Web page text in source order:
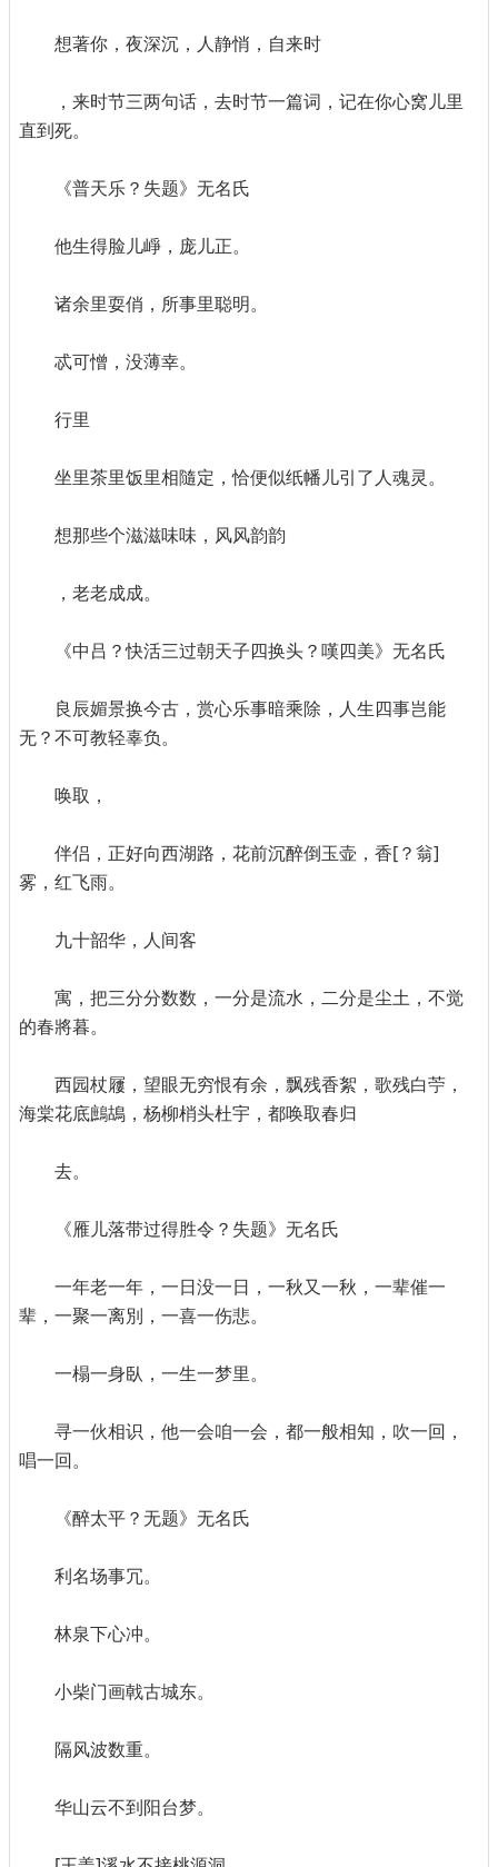
想著你，夜深沉，人静悄，自来时
，来时节三两句话，去时节一篇词，记在你心窝儿里
直到死。
《普天乐？失题》无名氏
他生得脸儿崢，庞儿正。
诸余里耍俏，所事里聪明。
忒可憎，没薄幸。
行里
坐里茶里饭里相隨定，恰便似纸幡儿引了人魂灵。
想那些个滋滋味味，风风韵韵
，老老成成。
《中吕？快活三过朝天子四换头？嘆四美》无名氏
良辰媚景换今古，赏心乐事暗乘除，人生四事岂能
无？不可教轻辜负。
唤取，
伴侣，正好向西湖路，花前沉醉倒玉壶，香[？翁]
雾，红飞雨。
九十韶华，人间客
寓，把三分分数数，一分是流水，二分是尘土，不觉
的春將暮。
西园杖屨，望眼无穷恨有余，飘残香絮，歌残白苧，
海棠花底鷓鴣，杨柳梢头杜宇，都唤取春归
去。
《雁儿落带过得胜令？失题》无名氏
一年老一年，一日没一日，一秋又一秋，一辈催一
辈，一聚一离別，一喜一伤悲。
一榻一身臥，一生一梦里。
寻一伙相识，他一会咱一会，都一般相知，吹一回，
唱一回。
《醉太平？无题》无名氏
利名场事冗。
林泉下心冲。
小柴门画戟古城东。
隔风波数重。
华山云不到阳台梦。